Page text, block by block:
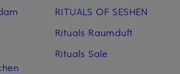
RITUALS OF SESHEN
Rituals Raumduft
Rituals Sale